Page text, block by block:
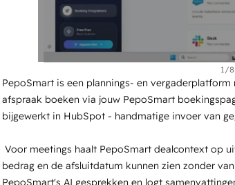
1/
PepoSmart is een plannings- en
afspraak boeken via jouw PepoSmart
bijgewerkt in HubSpot - handmatige invoer van
bedrag en de afsluitdatum kunnen zien zonder
PepoSmart's AI gesprekken en logt